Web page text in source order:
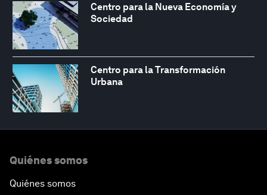
Centro para la Nueva Economía y
Sociedad
Centro para la Transformación
Urbana
Quiénes somos
Quiénes somos